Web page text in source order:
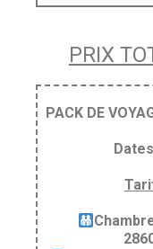
PRIX
PACK DE